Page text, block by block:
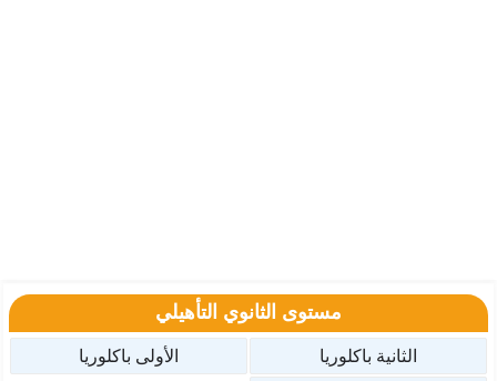
مستوى الثانوي التأهيلي
الثانية باكلوريا
الأولى باكلوريا